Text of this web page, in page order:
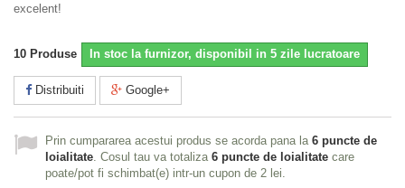
excelent!
10 Produse In stoc la furnizor, disponibil in 5 zile lucratoare
Distribuiti Google+
Prin cumpararea acestui produs se acorda pana la 6 puncte de
loialitate . Cosul tau va totaliza 6 puncte de loialitate care
poate/pot fi schimbat(e) intr-un cupon de 2 lei